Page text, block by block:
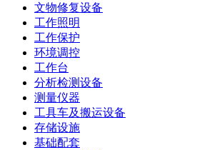
文物修复设备
工作照明
工作保护
环境调控
工作台
分析检测设备
测量仪器
工具车及搬运设备
存储设施
基础配套